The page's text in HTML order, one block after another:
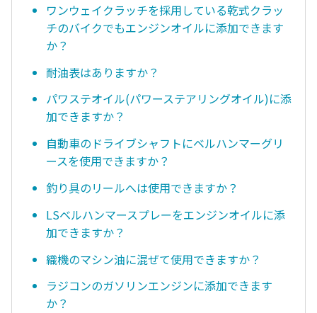
ワンウェイクラッチを採用している乾式クラッ
チのバイクでもエンジンオイルに添加できます
か？
耐油表はありますか？
パワステオイル(パワーステアリングオイル)に添
加できますか？
自動車のドライブシャフトにベルハンマーグリ
ースを使用できますか？
釣り具のリールへは使用できますか？
LSベルハンマースプレーをエンジンオイルに添
加できますか？
織機のマシン油に混ぜて使用できますか？
ラジコンのガソリンエンジンに添加できます
か？